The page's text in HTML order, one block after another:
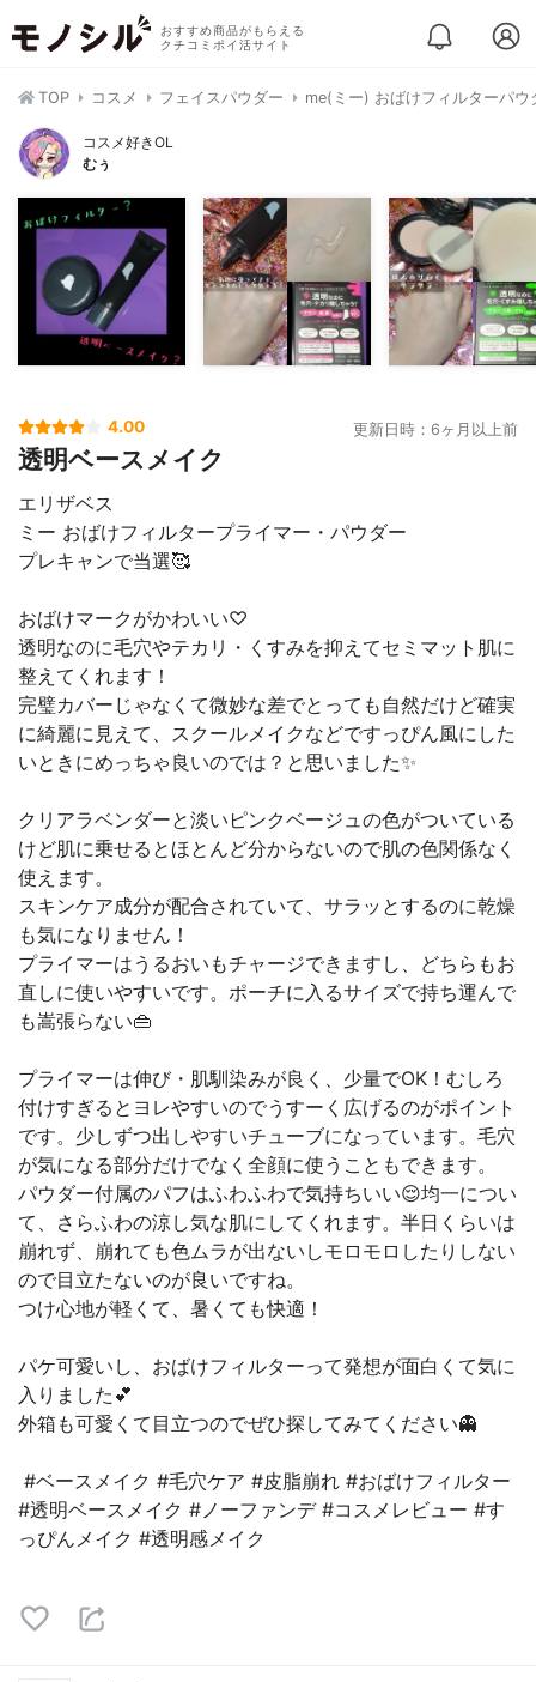
おすすめ商品がもらえる
クチコミポイ活サイト
TOP コスメ フェイスパウダー me(ミー) おばけフィルターパウ
コスメ好きOL
むぅ
4.00 更新日時：6ヶ月以上前
透明ベースメイク
エリザベス ⁡
⁡ミー おばけフィルタープライマー・パウダー⁡
プレキャンで当選🥰
⁡おばけマークがかわいい♡⁡
⁡透明なのに毛穴やテカリ・くすみを抑えてセミマット肌に
整えてくれます！⁡
⁡完璧カバーじゃなくて微妙な差でとっても自然だけど確実
に綺麗に見えて、スクールメイクなどですっぴん風にした
いときにめっちゃ良いのでは？と思いました✨
クリアラベンダーと淡いピンクベージュの⁡色がついている
けど肌に乗せるとほとんど分からないので肌の色関係なく
使えます。⁡
スキンケア成分が配合されていて、サラッとするのに乾燥
も気になりません！⁡⁡⁡
⁡プライマーはうるおいもチャージできますし、どちらもお
直しに使いやすいです。ポーチに入るサイズで持ち運んで
も嵩張らない👜
⁡プライマーは伸び・肌馴染みが良く、少量でOK！むしろ
付けすぎるとヨレやすいのでうすーく広げるのがポイント
です。⁡少しずつ出しやすいチューブになっています。毛穴
が気になる部分だけでなく全顔に使うこともできます。
⁡パウダー付属のパフはふわふわで気持ちいい😌均一につい
て、さらふわの涼し気な肌にしてくれます。半日くらいは
崩れず、崩れても色ムラが出ないしモロモロしたりしない
ので目立たないのが良いですね。⁡⁡
⁡つけ心地が軽くて、暑くても快適！⁡⁡
⁡パケ可愛いし、おばけフィルターって発想が面白くて気に
入りました︎💕︎
外箱も可愛くて目立つのでぜひ探してみてください👻
⁡ #ベースメイク #毛穴ケア #皮脂崩れ #おばけフィルター
#透明ベースメイク #ノーファンデ #コスメレビュー #す
っぴんメイク #透明感メイク